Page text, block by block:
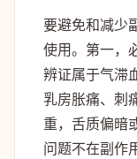
要避免和减少
使用。第一，
辨证属于气滞
乳房胀痛、刺
重，舌质偏暗
问题不在副作